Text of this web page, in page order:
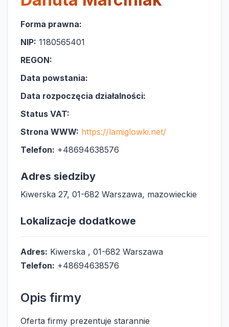
Forma prawna:
NIP: 1180565401
REGON:
Data powstania:
Data rozpoczęcia działalności:
Status VAT:
Strona WWW: https://lamiglowki.net/
Telefon: +48694638576
Adres siedziby
Kiwerska 27, 01-682 Warszawa, mazowieckie
Lokalizacje dodatkowe
Adres: Kiwerska , 01-682 Warszawa
Telefon: +48694638576
Opis firmy
Oferta firmy prezentuje starannie